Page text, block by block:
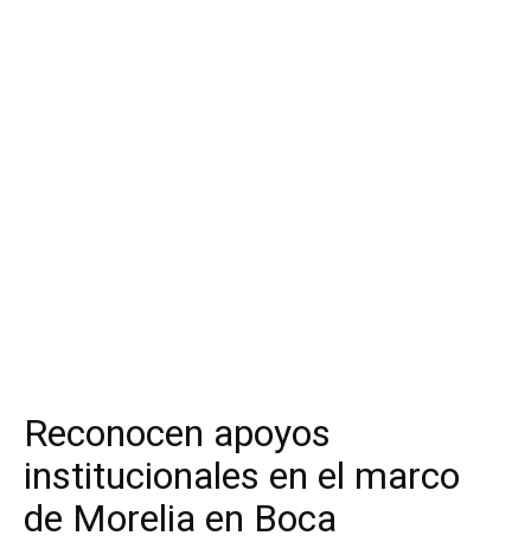
Reconocen apoyos
institucionales en el marco
de Morelia en Boca